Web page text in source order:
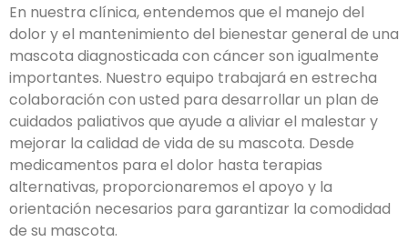
En nuestra clínica, entendemos que el manejo del
dolor y el mantenimiento del bienestar general de una
mascota diagnosticada con cáncer son igualmente
importantes. Nuestro equipo trabajará en estrecha
colaboración con usted para desarrollar un plan de
cuidados paliativos que ayude a aliviar el malestar y
mejorar la calidad de vida de su mascota. Desde
medicamentos para el dolor hasta terapias
alternativas, proporcionaremos el apoyo y la
orientación necesarios para garantizar la comodidad
de su mascota.